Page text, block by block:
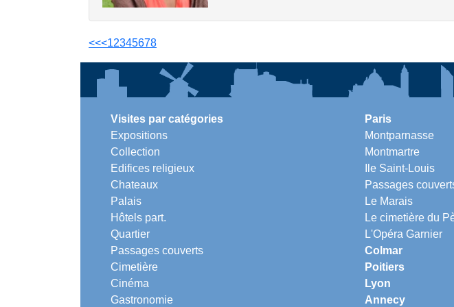
<<<12345678
Visites par catégories
Expositions
Collection
Edifices religieux
Chateaux
Palais
Hôtels part.
Quartier
Passages couverts
Cimetière
Cinéma
Gastronomie
Paris
Montparnasse
Montmartre
Ile Saint-Louis
Passages
Le Marais
Le cimetière du
L'Opéra Garnier
Colmar
Poitiers
Lyon
Annecy